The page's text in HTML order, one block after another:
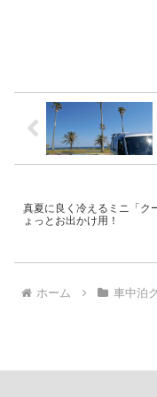
真夏に良く冷えるミニ「ク
ょっとお出かけ用！
ホーム 車中泊